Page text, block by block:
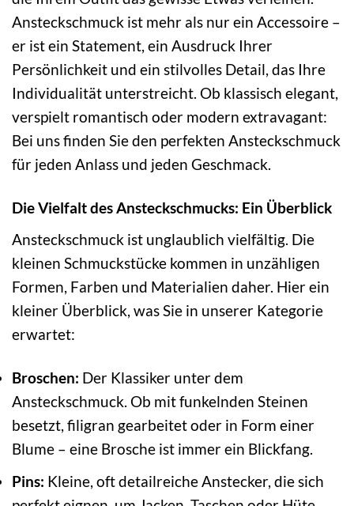
Ansteckschmuck ist mehr als nur ein Accessoire –
er ist ein Statement, ein Ausdruck Ihrer
Persönlichkeit und ein stilvolles Detail, das Ihre
Individualität unterstreicht. Ob klassisch elegant,
verspielt romantisch oder modern extravagant:
Bei uns finden Sie den perfekten Ansteckschmuck
für jeden Anlass und jeden Geschmack.
Die Vielfalt des Ansteckschmucks: Ein Überblick
Ansteckschmuck ist unglaublich vielfältig. Die
kleinen Schmuckstücke kommen in unzähligen
Formen, Farben und Materialien daher. Hier ein
kleiner Überblick, was Sie in unserer Kategorie
erwartet:
Broschen: Der Klassiker unter dem
Ansteckschmuck. Ob mit funkelnden Steinen
besetzt, filigran gearbeitet oder in Form einer
Blume – eine Brosche ist immer ein Blickfang.
Pins: Kleine, oft detailreiche Anstecker, die sich